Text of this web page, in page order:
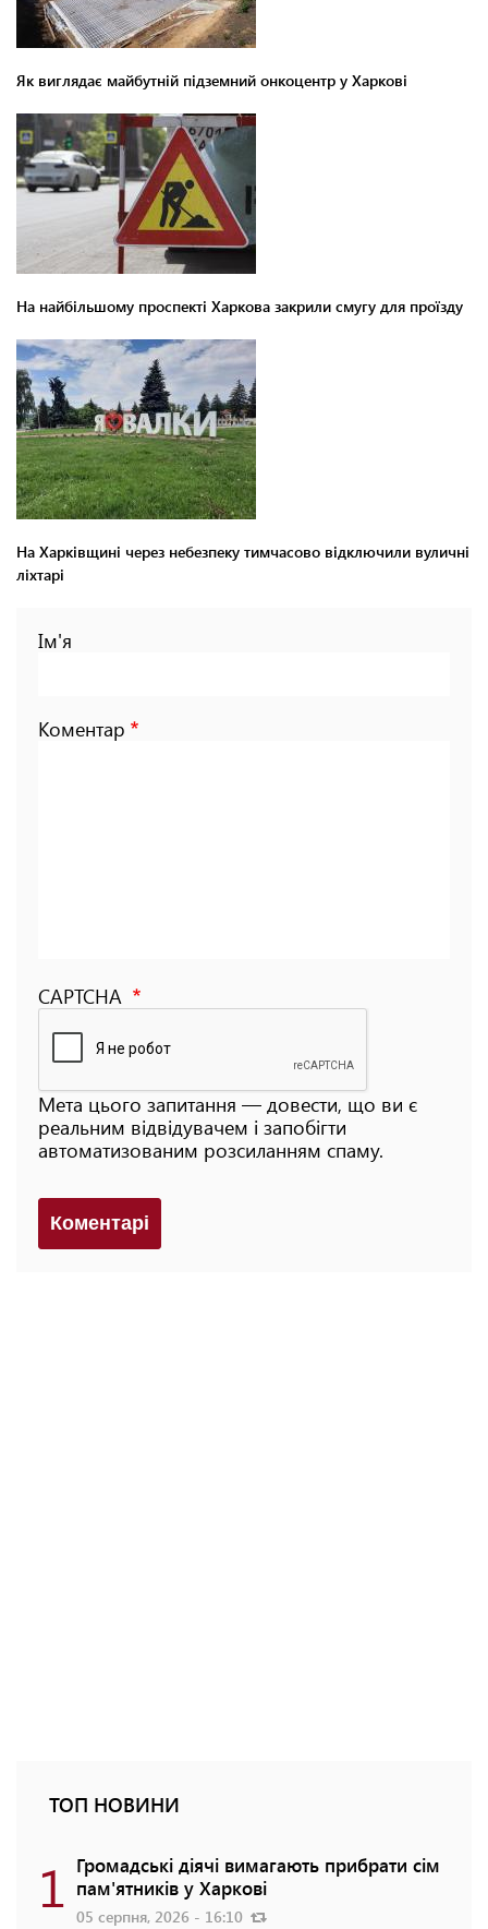
Як виглядає майбутній підземний онкоцентр у Харкові
На найбільшому проспекті Харкова закрили смугу для проїзду
На Харківщині через небезпеку тимчасово відключили вуличні
ліхтарі
Ім'я
Коментар
CAPTCHA
Мета цього запитання — довести, що ви є
реальним відвідувачем і запобігти
автоматизованим розсиланням спаму.
Коментарi
ТОП НОВИНИ
1 Громадські діячі вимагають прибрати сім
пам'ятників у Харкові
05 серпня, 2026 - 16:10